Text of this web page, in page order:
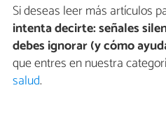
Si deseas leer más artículos
intenta decirte: señales
debes ignorar (y cómo
que entres en nuestra
salud.